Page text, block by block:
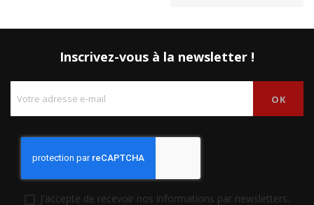
Inscrivez-vous à la newsletter !
J'accepte de recevoir nos informations par newsletters.